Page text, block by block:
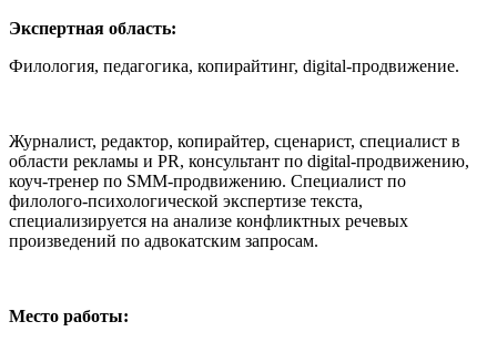
Экспертная область:
Филология, педагогика, копирайтинг, digital-продвижение.
Журналист, редактор, копирайтер, сценарист, специалист в
области рекламы и PR, консультант по digital-продвижению,
коуч-тренер по SMM-продвижению. Специалист по
филолого-психологической экспертизе текста,
специализируется на анализе конфликтных речевых
произведений по адвокатским запросам.
Место работы: